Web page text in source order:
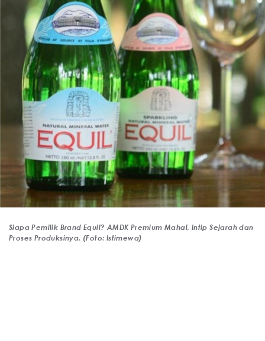
Siapa Pemilik Brand Equil? AMDK Premium Mahal, Intip Sejarah dan
Proses Produksinya. (Foto: Istimewa)